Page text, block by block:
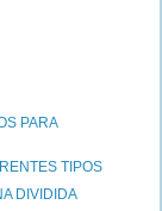
PARA
TIPOS
DIVIDIDA